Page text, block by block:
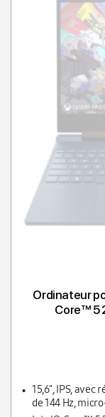
Ordinateur
Core™ 5
15,6'', IPS, avec
de 144 Hz,